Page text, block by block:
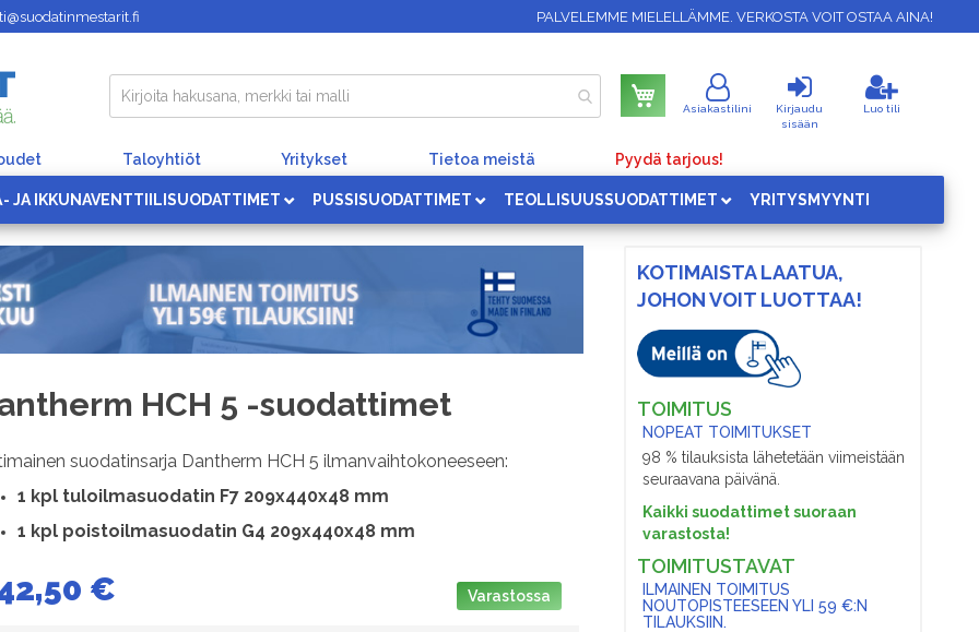
PALVELEMME MIELELLÄMME. VERKOSTA VOIT OSTAA AINA!
Ostoskori
Asiakastilini
Kirjaudu
sisään
Luo tili
Taloyhtiöt Yritykset Tietoa meistä Pyydä tarjous!
JA IKKUNAVENTTIILISUODATTIMET PUSSISUODATTIMET TEOLLISUUSSUODATTIMET YRITYSMYYNTI
HCH 5 -suodattimet
suodatinsarja Dantherm HCH 5 ilmanvaihtokoneeseen:
1 kpl tuloilmasuodatin F7 209x440x48 mm
1 kpl poistoilmasuodatin G4 209x440x48 mm
€ Varastossa
KOTIMAISTA LAATUA,
JOHON VOIT LUOTTAA!
TOIMITUS
NOPEAT TOIMITUKSET
98 % tilauksista lähetetään viimeistään
seuraavana päivänä.
Kaikki suodattimet suoraan
varastosta!
TOIMITUSTAVAT
ILMAINEN TOIMITUS
NOUTOPISTEESEEN YLI 59 €:N
TILAUKSIIN.